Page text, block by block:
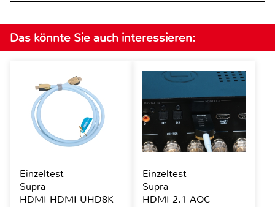
Das könnte Sie auch interessieren:
Einzeltest
Supra
HDMI-HDMI UHD8K
Einzeltest
Supra
HDMI 2.1 AOC